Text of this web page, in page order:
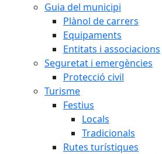
Guia del municipi
Plànol de carrers
Equipaments
Entitats i associacions
Seguretat i emergències
Protecció civil
Turisme
Festius
Locals
Tradicionals
Rutes turístiques